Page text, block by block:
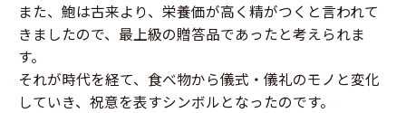
また、鮑は古来より、栄養価が高く精がつくと言われて
きましたので、最上級の贈答品であったと考えられま
す。
それが時代を経て、食べ物から儀式・儀礼のモノと変化
していき、祝意を表すシンボルとなったのです。